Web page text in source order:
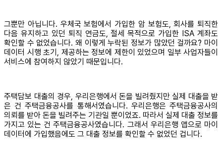
그뿐만 아닙니다. 우체국 보험에서 가입한 암 보험도, 회사를 퇴직한
다음 유지하고 있던 퇴직 연금도, 절세 목적으로 가입한 ISA 계좌도
확인할 수 없었습니다. 왜 이렇게 누락된 정보가 많았던 걸까요? 마이
데이터 시행 초기, 제공하는 정보에 제한이 있었으며 일부 사업자들이
서비스에 참여하지 않았기 때문입니다.
주택담보 대출의 경우, 우리은행에서 돈을 빌려줬지만 실제 대출을 받
은 건 주택금융공사를 통해서였습니다. 우리은행은 주택금융공사의
의뢰를 받아 돈을 빌려주는 기관일 뿐이었죠. 따라서 실제 대출 정보를
가지고 있는 건 주택금융공사였습니다. 그래서 우리은행 앱으로 마이
데이터에 가입했음에도 그 대출 정보를 확인할 수 없었던 겁니다.